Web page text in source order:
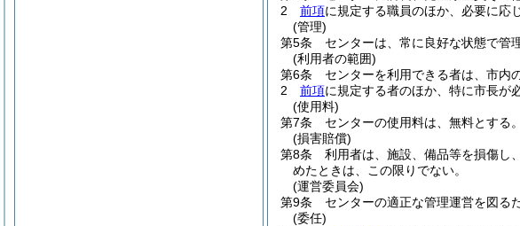
2
前項に規定する職員のほか、必要に応
(管理)
第5条
センターは、常に良好な状態で管
(利用者の範囲)
第6条
センターを利用できる者は、市内
2
前項に規定する者のほか、特に市長が
(使用料)
第7条
センターの使用料は、無料とする。
(損害賠償)
第8条
利用者は、施設、備品等を損傷し
めたときは、この限りでない。
(運営委員会)
第9条
センターの適正な管理運営を図る
(委任)